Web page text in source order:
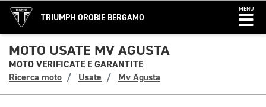
TRIUMPH OROBIE BERGAMO
MENU
MOTO USATE MV AGUSTA
MOTO VERIFICATE E GARANTITE
Ricerca moto
Usate Mv Agusta